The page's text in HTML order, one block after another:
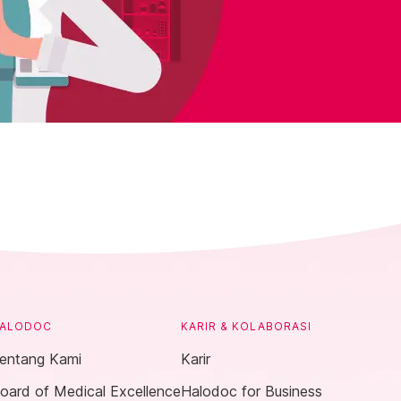
Kami
of Medical Excellence
KARIR & KOLABORASI
Karir
Halodoc for Business